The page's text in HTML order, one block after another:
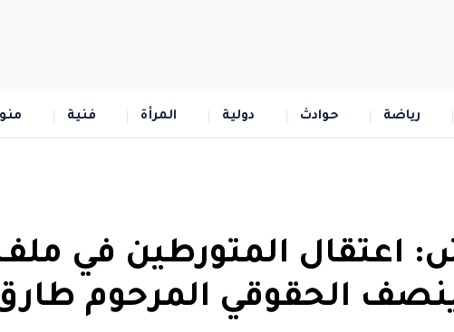
رياضة حوادث دولية المرأة فنية
اعتقال المتورطين في
الحقوقي المرحوم